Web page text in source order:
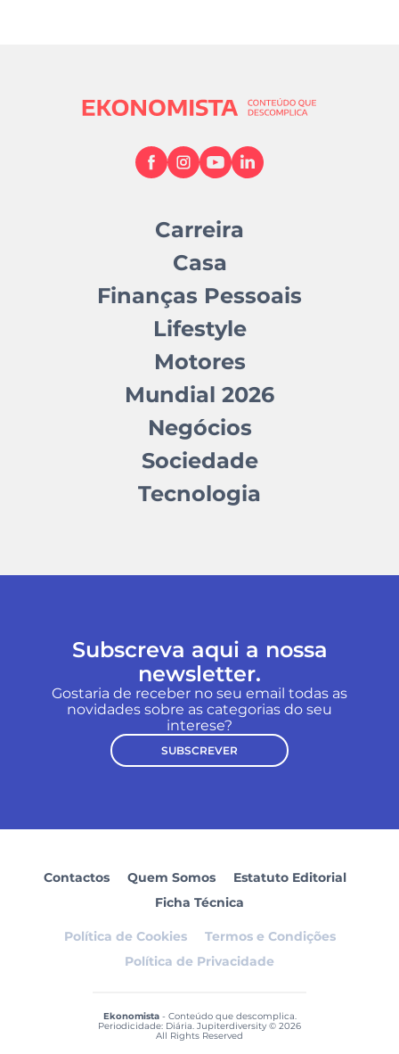
Carreira
Casa
Finanças Pessoais
Lifestyle
Motores
Mundial 2026
Negócios
Sociedade
Tecnologia
Subscreva aqui a nossa
newsletter.
Gostaria de receber no seu email todas as
novidades sobre as categorias do seu
interese?
SUBSCREVER
Contactos Quem Somos
Estatuto Editorial
Ficha Técnica
Política de Cookies
Termos e Condições
Política de Privacidade
Ekonomista- Conteúdo que descomplica.
Periodicidade: Diária. Jupiterdiversity © 2026
All Rights Reserved